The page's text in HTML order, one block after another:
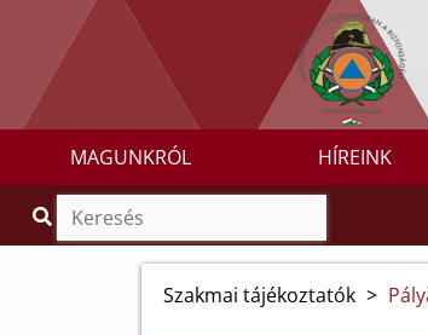
MAGUNKRÓL HÍREINK
Szakmai tájékoztatók >